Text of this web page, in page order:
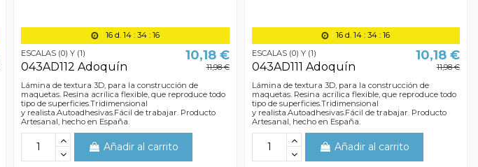
16d. 14: 34: 15
ESCALAS (0) Y (1)
043AD112 Adoquín
10,18 €
11,98 €
Lámina de textura 3D, para la construcción de
maquetas. Resina acrílica flexible, que reproduce todo
tipo de superficies.Tridimensional
y realista.Autoadhesivas.Fácil de trabajar. Producto
Artesanal, hecho en España.
Añadir al carrito
16 d. 14 :34 :15
ESCALAS (0) Y (1)
043AD111 Adoquín
10,18 €
11,98 €
Lámina de textura 3D, para la construcción de
maquetas. Resina acrílica flexible, que reproduce todo
tipo de superficies.Tridimensional
y realista.Autoadhesivas.Fácil de trabajar. Producto
Artesanal, hecho en España.
Añadir al carrito